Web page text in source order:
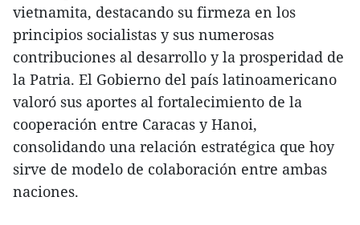
vietnamita, destacando su firmeza en los
principios socialistas y sus numerosas
contribuciones al desarrollo y la prosperidad de
la Patria. El Gobierno del país latinoamericano
valoró sus aportes al fortalecimiento de la
cooperación entre Caracas y Hanoi,
consolidando una relación estratégica que hoy
sirve de modelo de colaboración entre ambas
naciones.